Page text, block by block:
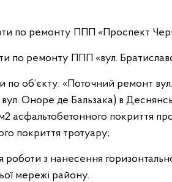
по ремонту ППП «Проспект
по ремонту ППП «вул.
по об’єкту: «Поточний ремонт
Оноре де Бальзака) в
асфальтобетонного покриття
покриття тротуару;
з нанесення
мережі району.